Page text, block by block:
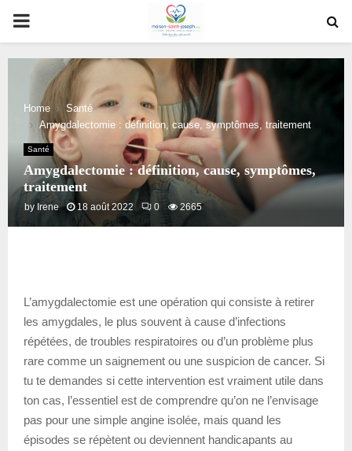
PRIMARY
MENU
Home
Santé
Amygdalectomie : définition, cause, symptômes, traitement
Santé
Amygdalectomie : définition, cause, symptômes,
traitement
by Irene 18 août 2022 0 2665
L’amygdalectomie est une opération qui consiste à retirer
les amygdales, le plus souvent à cause d’infections
répétées, de troubles respiratoires ou d’un problème plus
rare comme un saignement ou une suspicion de cancer. Si
tu te demandes si cette intervention est vraiment utile dans
ton cas, l’essentiel est de comprendre qu’on ne l’envisage
pas pour une simple angine isolée, mais quand les
épisodes se répètent ou deviennent handicapants au